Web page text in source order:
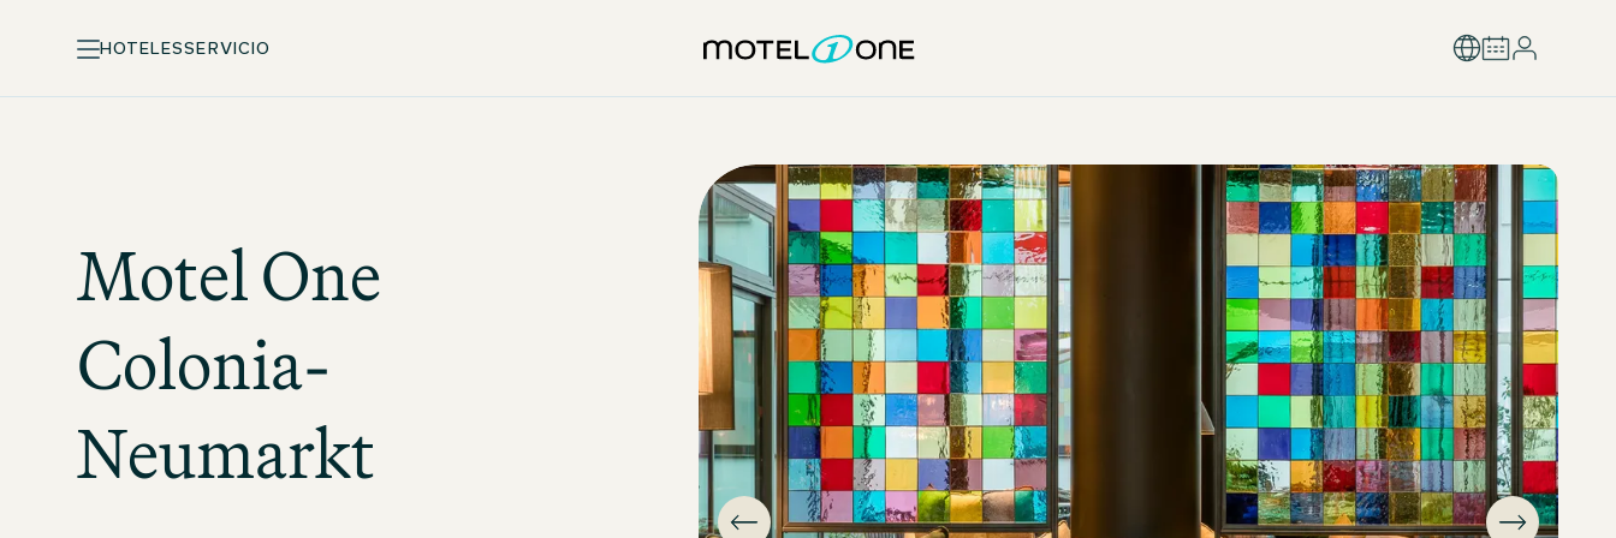
HOTELESSERVICIO
Motel One
Colonia-
Neumarkt